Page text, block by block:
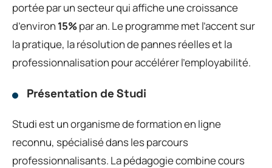
portée par un secteur qui affiche une croissance
d’environ 15%par an. Le programme met l’accent sur
la pratique, la résolution de pannes réelles et la
professionnalisation pour accélérer l’employabilité.
Présentation de Studi
Studi est un organisme de formation en ligne
reconnu, spécialisé dans les parcours
professionnalisants. La pédagogie combine cours